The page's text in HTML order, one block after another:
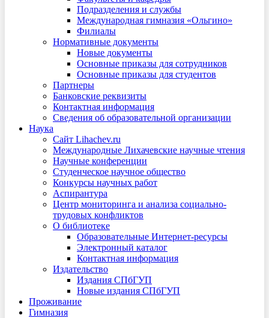
Подразделения и службы
Международная гимназия «Ольгино»
Филиалы
Нормативные документы
Новые документы
Основные приказы для сотрудников
Основные приказы для студентов
Партнеры
Банковские реквизиты
Контактная информация
Сведения об образовательной организации
Наука
Сайт Lihachev.ru
Международные Лихачевские научные чтения
Научные конференции
Студенческое научное общество
Конкурсы научных работ
Аспирантура
Центр мониторинга и анализа социально-
трудовых конфликтов
О библиотеке
Образовательные Интернет-ресурсы
Электронный каталог
Контактная информация
Издательство
Издания СПбГУП
Новые издания СПбГУП
Проживание
Гимназия